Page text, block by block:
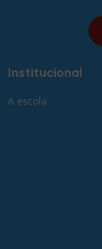
Institucional
A escola